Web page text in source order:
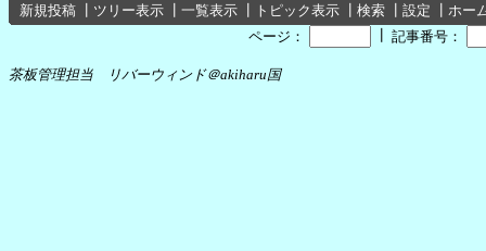
新規投稿 ツリー表示 一覧表示 トピック表示 検索 設定
ホー
ページ：
記事番号：
茶板管理担当 リバーウィンド＠akiharu国